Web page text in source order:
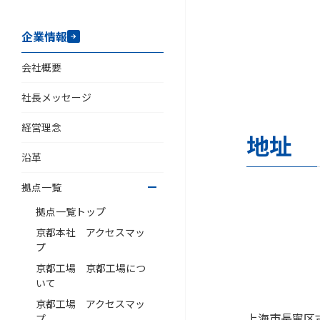
企業情報
会社概要
社長メッセージ
経営理念
沿革
拠点一覧
拠点一覧トップ
京都本社 アクセスマッ
プ
京都工場 京都工場につ
いて
京都工場 アクセスマッ
地址